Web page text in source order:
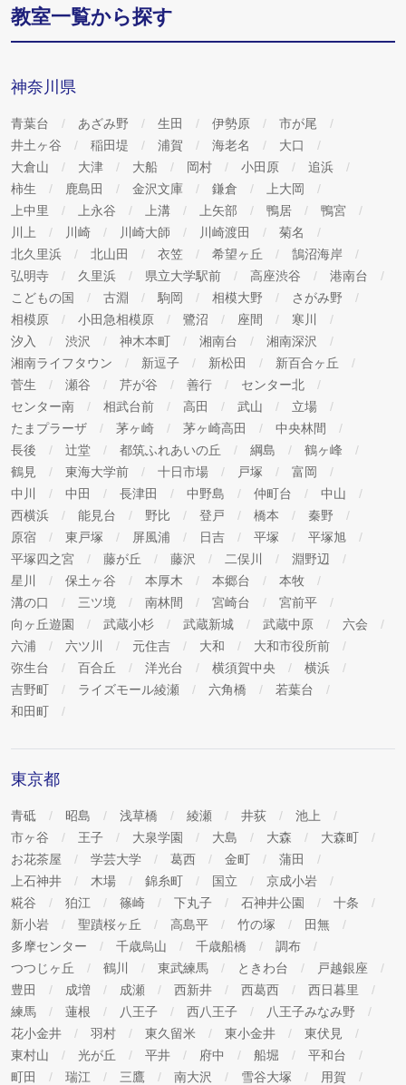
教室一覧から探す
神奈川県
青葉台 あざみ野 生田 伊勢原
市が尾
井土ヶ谷
稲田堤 浦賀 海老名
大口
大倉山
大津 大船 岡村 小田原
追浜
柿生
鹿島田 金沢文庫 鎌倉
上大岡
上中里
上永谷 上溝 上矢部 鴨居
鴨宮
川上
川崎 川崎大師 川崎渡田
菊名
北久里浜
北山田 衣笠 希望ヶ丘
鵠沼海岸
弘明寺
久里浜 県立大学駅前 高座渋谷
港南台
こどもの国
古淵 駒岡 相模大野
さがみ野
相模原
小田急相模原 鷺沼 座間
寒川
汐入
渋沢 神木本町 湘南台
湘南深沢
湘南ライフタウン
新逗子 新松田
新百合ヶ丘
菅生
瀬谷 芹が谷 善行
センター北
センター南
相武台前 高田 武山
立場
たまプラーザ
茅ヶ崎 茅ヶ崎高田
中央林間
長後
辻堂 都筑ふれあいの丘 綱島
鶴ヶ峰
鶴見
東海大学前 十日市場 戸塚
富岡
中川
中田 長津田 中野島 仲町台
中山
西横浜
能見台 野比 登戸 橋本
秦野
原宿
東戸塚 屏風浦 日吉 平塚
平塚旭
平塚四之宮
藤が丘 藤沢 二俣川
淵野辺
星川
保土ヶ谷 本厚木 本郷台
本牧
溝の口
三ツ境 南林間 宮崎台
宮前平
向ヶ丘遊園
武蔵小杉 武蔵新城 武蔵中原
六会
六浦
六ツ川 元住吉 大和
大和市役所前
弥生台
百合丘 洋光台 横須賀中央
横浜
吉野町
ライズモール綾瀬 六角橋
若葉台
和田町
東京都
青砥 昭島 浅草橋 綾瀬 井荻
池上
市ヶ谷
王子 大泉学園 大島 大森
大森町
お花茶屋
学芸大学 葛西 金町
蒲田
上石神井
木場 錦糸町 国立
京成小岩
糀谷
狛江 篠崎 下丸子 石神井公園
十条
新小岩
聖蹟桜ヶ丘 高島平 竹の塚
田無
多摩センター
千歳烏山 千歳船橋
調布
つつじヶ丘
鶴川 東武練馬 ときわ台
戸越銀座
豊田
成増 成瀬 西新井 西葛西
西日暮里
練馬
蓮根 八王子 西八王子
八王子みなみ野
花小金井
羽村 東久留米 東小金井
東伏見
東村山
光が丘 平井 府中 船堀
平和台
町田
瑞江 三鷹 南大沢 雪谷大塚
用賀